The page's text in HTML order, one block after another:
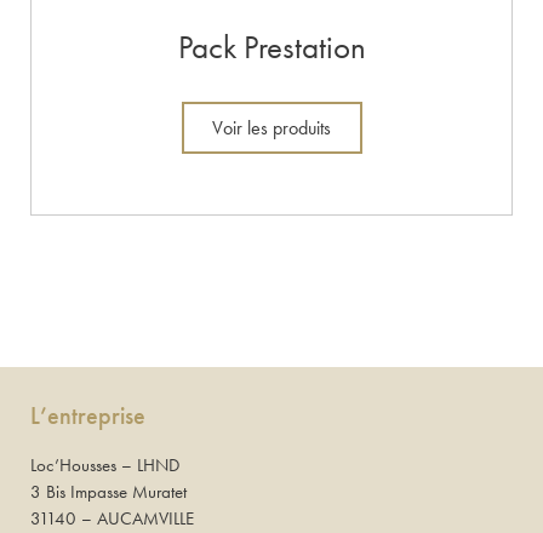
Pack Prestation
Voir les produits
L’entreprise
Loc’Housses – LHND
3 Bis Impasse Muratet
31140 – AUCAMVILLE